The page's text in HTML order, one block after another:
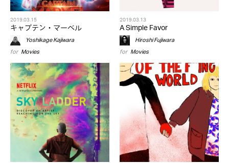
2019.03.15
キャプテン・マーベル
Yoshikage Kajiwara
for Movies
2019.03.13
A Simple Favor
Hiroshi Fujiwara
for Movies